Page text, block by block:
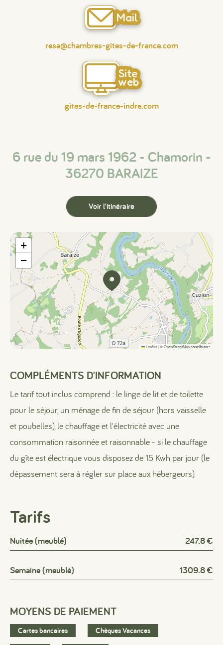
Mail
resa@chambres-gites-de-france.com
Site
web
gites-de-france-indre.com
6 rue du 19 mars 1962 - Chamorin -
36270 BARAIZE
Voir l'itinéraire
+
−
Leaflet|©OpenStreetMapcontributors
COMPLÉMENTS D'INFORMATION
Le tarif tout inclus comprend : le linge de lit et de toilette
pour le séjour, un ménage de fin de séjour (hors vaisselle
et poubelles), le chauffage et l'électricité avec une
consommation raisonnée et raisonnable - si le chauffage
du gîte est électrique vous disposez de 15 Kwh par jour (le
dépassement sera à régler sur place aux hébergeurs).
Tarifs
Nuitée (meublé) 247.8 €
Semaine (meublé) 1309.8 €
MOYENS DE PAIEMENT
Cartes bancaires Chèques Vacances